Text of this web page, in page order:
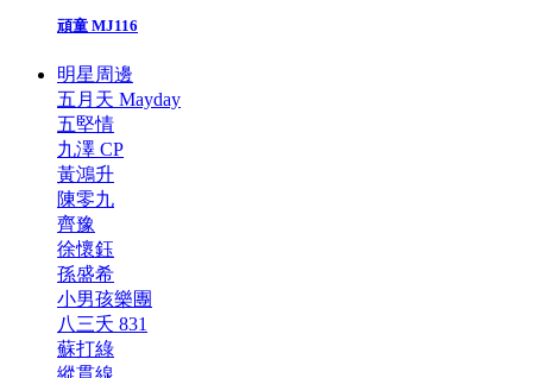
頑童 MJ116
明星周邊
五月天 Mayday
五堅情
九澤 CP
黃鴻升
陳零九
齊豫
徐懷鈺
孫盛希
小男孩樂團
八三夭 831
蘇打綠